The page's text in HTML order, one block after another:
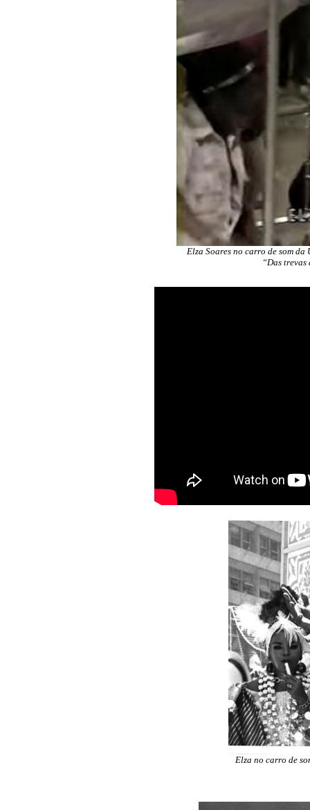
Elza Soares no carro de som
“Das
Elza no carro de